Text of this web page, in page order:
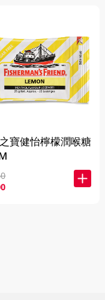
寶健怡檸檬潤喉糖